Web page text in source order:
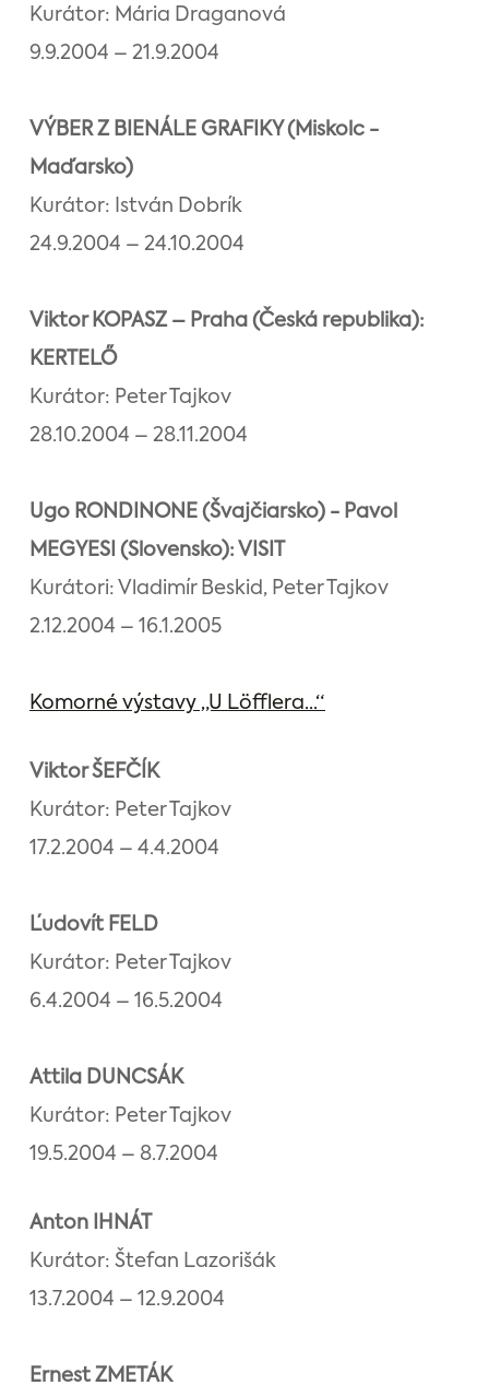
Kurátor: Mária Draganová
9.9.2004 – 21.9.2004
VÝBER Z BIENÁLE GRAFIKY (Miskolc -
Maďarsko)
Kurátor: István Dobrík
24.9.2004 – 24.10.2004
Viktor KOPASZ – Praha (Česká republika):
KERTELŐ
Kurátor: Peter Tajkov
28.10.2004 – 28.11.2004
Ugo RONDINONE (Švajčiarsko) - Pavol
MEGYESI (Slovensko): VISIT
Kurátori: Vladimír Beskid, Peter Tajkov
2.12.2004 – 16.1.2005
Komorné výstavy „U Löfflera...“
Viktor ŠEFČÍK
Kurátor: Peter Tajkov
17.2.2004 – 4.4.2004
Ľudovít FELD
Kurátor: Peter Tajkov
6.4.2004 – 16.5.2004
Attila DUNCSÁK
Kurátor: Peter Tajkov
19.5.2004 – 8.7.2004
Anton IHNÁT
Kurátor: Štefan Lazorišák
13.7.2004 – 12.9.2004
Ernest ZMETÁK